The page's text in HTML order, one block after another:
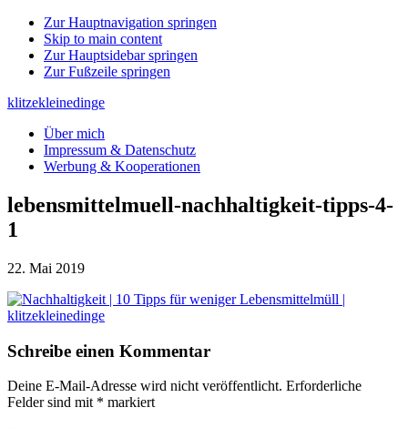
Zur Hauptnavigation springen
Skip to main content
Zur Hauptsidebar springen
Zur Fußzeile springen
klitzekleinedinge
Über mich
Impressum & Datenschutz
Werbung & Kooperationen
lebensmittelmuell-nachhaltigkeit-tipps-4-
1
22. Mai 2019
Leser-
Schreibe einen Kommentar
Deine E-Mail-Adresse wird nicht veröffentlicht. Erforderliche
Felder sind mit * markiert